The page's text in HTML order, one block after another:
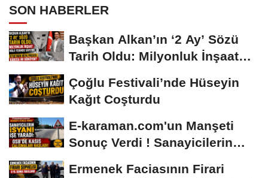
SON HABERLER
Başkan Alkan’ın ‘2 Ay’ Sözü
Tarih Oldu: Milyonluk İnşaat
Çoğlu Festivali’nde Hüseyin
Kağıt Coşturdu
E-karaman.com'un Manşeti
Sonuç Verdi ! Sanayicilerin
Ermenek Faciasının Firari